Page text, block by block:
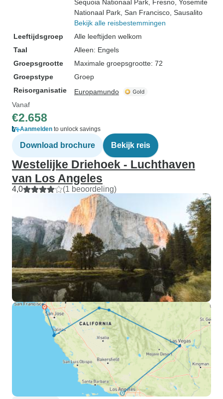
Sequoia Nationaal Park , Fresno , Yosemite
Nationaal Park , San Francisco , Sausalito
Bekijk alle reisbestemmingen
Leeftijdsgroep
Alle leeftijden welkom
Taal
Alleen: Engels
Groepsgrootte
Maximale groepsgrootte: 72
Groepstype
Groep
Reisorganisatie
Europamundo
Vanaf
€2.658
Aanmelden to unlock savings
Download brochure Bekijk reis
Westelijke Driehoek - Luchthaven
van Los Angeles
4,0 (1 beoordeling)